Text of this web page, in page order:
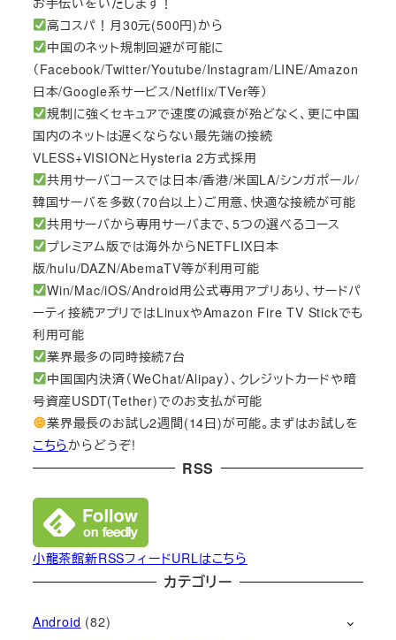
高コスパ！月30元(500円)から
中国のネット規制回避が可能に
（Facebook/Twitter/Youtube/Instagram/LINE/Amazon
日本/Google系サービス/Netflix/TVer等）
規制に強くセキュアで速度の減衰が殆どなく、更に中国
国内のネットは遅くならない最先端の接続
VLESS+VISIONとHysteria 2方式採用
共用サーバコースでは日本/香港/米国LA/シンガポール/
韓国サーバを多数（70台以上）ご用意、快適な接続が可能
共用サーバから専用サーバまで、5つの選べるコース
プレミアム版では海外からNETFLIX日本
版/hulu/DAZN/AbemaTV等が利用可能
Win/Mac/iOS/Android用公式専用アプリあり、サードパ
ーティ接続アプリではLinuxやAmazon Fire TV Stickでも
利用可能
業界最多の同時接続7台
中国国内決済（WeChat/Alipay）、クレジットカードや暗
号資産USDT(Tether)でのお支払が可能
業界最長のお試し2週間(14日)が可能。まずはお試しを
こちらからどうぞ!
RSS
小龍茶館新RSSフィードURLはこちら
カテゴリー
Android (82)